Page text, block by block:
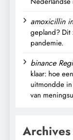
amoxicillin
gepland? Dit
pandemie.
binance
klaar: hoe
uitmondde
van
Archives